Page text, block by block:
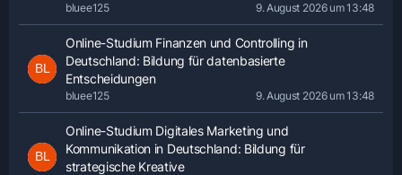
bluee125 9. August 2026 um 13:48
Online-Studium Finanzen und Controlling in
Deutschland: Bildung für datenbasierte
Entscheidungen
bluee125 9. August 2026 um 13:48
Online-Studium Digitales Marketing und
Kommunikation in Deutschland: Bildung für
strategische Kreative